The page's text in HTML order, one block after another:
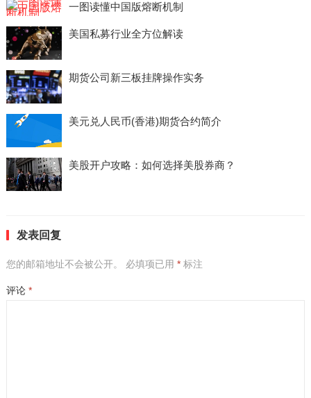
一图读懂中国版熔断机制
美国私募行业全方位解读
期货公司新三板挂牌操作实务
美元兑人民币(香港)期货合约简介
美股开户攻略：如何选择美股券商？
发表回复
您的邮箱地址不会被公开。 必填项已用 *标注
评论 *